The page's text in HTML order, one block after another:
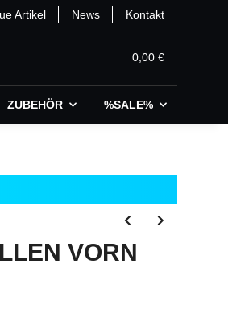
Artikel News Kontakt
0,00 €
ZUBEHÖR %SALE%
VORN